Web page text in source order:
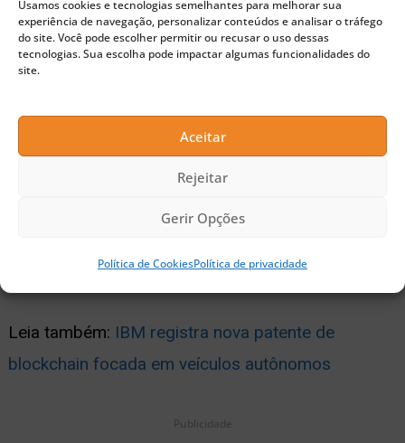
Usamos cookies e tecnologias semelhantes para melhorar sua
experiência de navegação, personalizar conteúdos e analisar o tráfego
do site. Você pode escolher permitir ou recusar o uso dessas
tecnologias. Sua escolha pode impactar algumas funcionalidades do
site.
Aceitar
Rejeitar
Gerir Opções
Política de CookiesPolítica de privacidade
suas habilidades para o bem”,
explicou.
Leia também:IBM usa Blockchain para negociar
optam cada vez mais por pagamentos digitais
Leia também: IBM registra nova patente de
blockchain focada em veículos autônomos
Publicidade